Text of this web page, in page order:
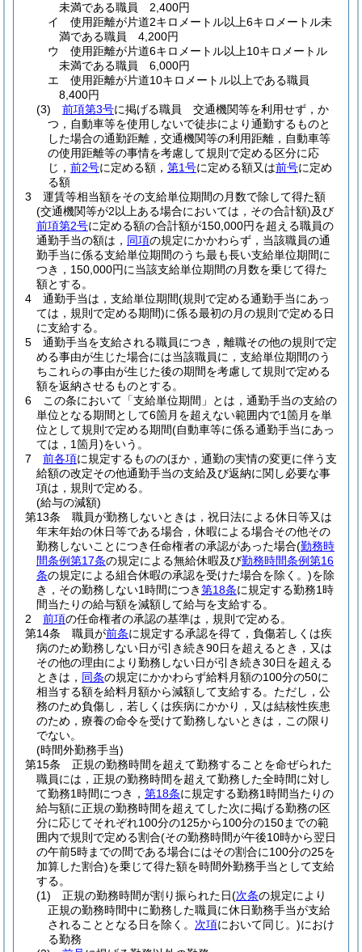
未満である職員 2,400円
イ
使用距離が片道2キロメートル以上6キロメートル未
満である職員 4,200円
ウ
使用距離が片道6キロメートル以上10キロメートル
未満である職員 6,000円
エ
使用距離が片道10キロメートル以上である職員
8,400円
(3)
前項第3号に掲げる職員 交通機関等を利用せず，か
つ，自動車等を使用しないで徒歩により通勤するものと
した場合の通勤距離，交通機関等の利用距離，自動車等
の使用距離等の事情を考慮して規則で定める区分に応
じ， 前2号に定める額， 第1号に定める額又は前号に定め
る額
3
運賃等相当額をその支給単位期間の月数で除して得た額
(交通機関等が2以上ある場合においては，その合計額)及び
前項第2号に定める額の合計額が150,000円を超える職員の
通勤手当の額は， 同項の規定にかかわらず，当該職員の通
勤手当に係る支給単位期間のうち最も長い支給単位期間に
つき，150,000円に当該支給単位期間の月数を乗じて得た
額とする。
4
通勤手当は，支給単位期間(規則で定める通勤手当にあっ
ては，規則で定める期間)に係る最初の月の規則で定める日
に支給する。
5
通勤手当を支給される職員につき，離職その他の規則で定
める事由が生じた場合には当該職員に，支給単位期間のう
ちこれらの事由が生じた後の期間を考慮して規則で定める
額を返納させるものとする。
6
この条において「支給単位期間」とは，通勤手当の支給の
単位となる期間として6箇月を超えない範囲内で1箇月を単
位として規則で定める期間(自動車等に係る通勤手当にあっ
ては，1箇月)をいう。
7
前各項に規定するもののほか，通勤の実情の変更に伴う支
給額の改定その他通勤手当の支給及び返納に関し必要な事
項は，規則で定める。
(給与の減額)
第13条
職員が勤務しないときは，祝日法による休日等又は
年末年始の休日等である場合，休暇による場合その他その
勤務しないことにつき任命権者の承認があった場合(勤務時
間条例第17条の規定による無給休暇及び勤務時間条例第16
条の規定による組合休暇の承認を受けた場合を除く。)を除
き，その勤務しない1時間につき第18条に規定する勤務1時
間当たりの給与額を減額して給与を支給する。
2
前項の任命権者の承認の基準は，規則で定める。
第14条
職員が前条に規定する承認を得て，負傷若しくは疾
病のため勤務しない日が引き続き90日を超えるとき，又は
その他の理由により勤務しない日が引き続き30日を超える
ときは， 同条の規定にかかわらず給料月額の100分の50に
相当する額を給料月額から減額して支給する。 ただし，公
務のため負傷し，若しくは疾病にかかり，又は結核性疾患
のため，療養の命令を受けて勤務しないときは，この限り
でない。
(時間外勤務手当)
第15条
正規の勤務時間を超えて勤務することを命ぜられた
職員には，正規の勤務時間を超えて勤務した全時間に対し
て勤務1時間につき， 第18条に規定する勤務1時間当たりの
給与額に正規の勤務時間を超えてした次に掲げる勤務の区
分に応じてそれぞれ100分の125から100分の150までの範
囲内で規則で定める割合(その勤務時間が午後10時から翌日
の午前5時までの間である場合にはその割合に100分の25を
加算した割合)を乗じて得た額を時間外勤務手当として支給
する。
(1)
正規の勤務時間が割り振られた日(次条の規定により
正規の勤務時間中に勤務した職員に休日勤務手当が支給
されることとなる日を除く。 次項において同じ。)におけ
る勤務